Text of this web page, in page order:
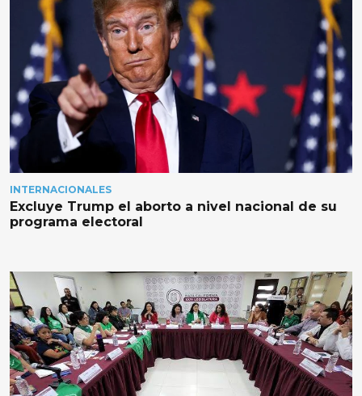
INTERNACIONALES
Excluye Trump el aborto a nivel nacional de su
programa electoral